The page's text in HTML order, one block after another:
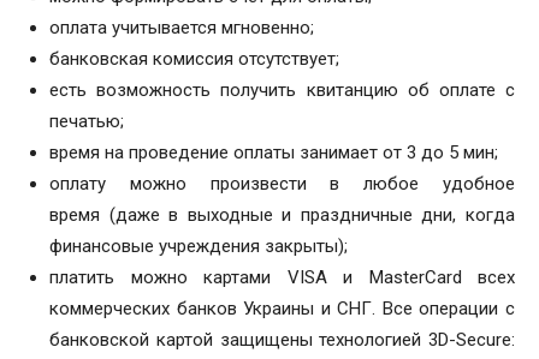
оплата учитывается мгновенно;
банковская комиссия отсутствует;
есть возможность получить квитанцию об оплате с
печатью;
время на проведение оплаты занимает от 3 до 5 мин;
оплату можно произвести в любое удобное
время (даже в выходные и праздничные дни, когда
финансовые учреждения закрыты);
платить можно картами VISA и MasterCard всех
коммерческих банков Украины и СНГ. Все операции с
банковской картой защищены технологией 3D-Secure: